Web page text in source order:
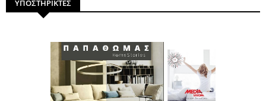
ΥΠΟΣΤΗΡΙΚΤΕΣ